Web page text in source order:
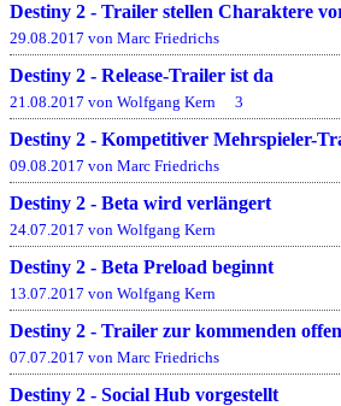
Destiny 2 - Trailer stellen Charaktere
29.08.2017 von Marc Friedrichs
Destiny 2 - Release-Trailer ist da
21.08.2017 von Wolfgang Kern 3
Destiny 2 - Kompetitiver Mehrspieler-
09.08.2017 von Marc Friedrichs
Destiny 2 - Beta wird verlängert
24.07.2017 von Wolfgang Kern
Destiny 2 - Beta Preload beginnt
13.07.2017 von Wolfgang Kern
Destiny 2 - Trailer zur kommenden
07.07.2017 von Marc Friedrichs
Destiny 2 - Social Hub vorgestellt